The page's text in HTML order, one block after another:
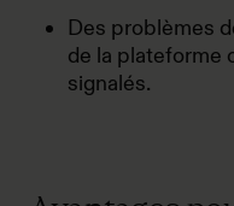
Des problèmes
de la plateforme
signalés.